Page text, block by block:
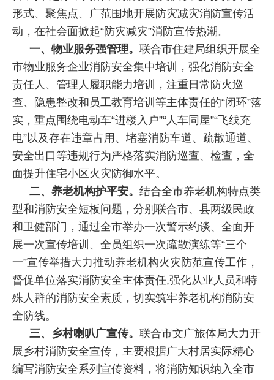
形式、聚焦点、广范围地开展防灾减灾消防宣传活
动，在社会面掀起“防灾减灾”消防宣传热潮。
一、物业服务强管理。 联合市住建局组织开展全
市物业服务企业消防安全集中培训，强化消防安全
责任人、管理人履职能力培训，注重日常防火巡
查、隐患整改和员工教育培训等主体责任的“闭环”落
实，重点围绕电动车“进楼入户”“人车同屋”“飞线充
电”以及存在违章占用、堵塞消防车道、疏散通道、
安全出口等违规行为严格落实消防巡查、检查，全
面提升住宅小区火灾防御水平。
二、养老机构护平安。 结合全市养老机构特点类
型和消防安全短板问题，分别联合市、县两级民政
和卫健部门，通过全市举办一次警示约谈、全面开
展一次宣传培训、全员组织一次疏散演练等“三个
一”宣传举措大力推动养老机构火灾防范宣传工作，
督促单位落实消防安全主体责任,强化从业人员和特
殊人群的消防安全素质，切实筑牢养老机构消防安
全防线。
三、乡村喇叭广宣传。 联合市文广旅体局大力开
展乡村消防安全宣传，主要根据广大村居实际精心
编写消防安全系列宣传资料，将消防知识纳入全市